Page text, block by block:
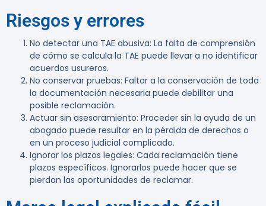
Riesgos y errores
No detectar una TAE abusiva: La falta de comprensión
de cómo se calcula la TAE puede llevar a no identificar
acuerdos usureros.
No conservar pruebas: Faltar a la conservación de toda
la documentación necesaria puede debilitar una
posible reclamación.
Actuar sin asesoramiento: Proceder sin la ayuda de un
abogado puede resultar en la pérdida de derechos o
en un proceso judicial complicado.
Ignorar los plazos legales: Cada reclamación tiene
plazos específicos. Ignorarlos puede hacer que se
pierdan las oportunidades de reclamar.